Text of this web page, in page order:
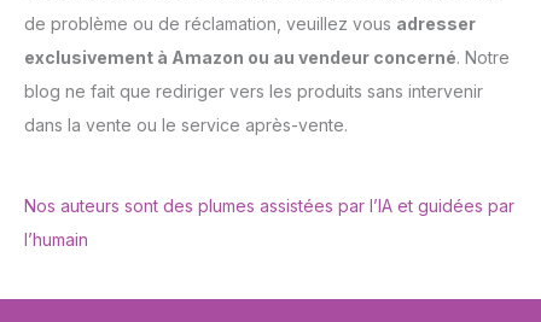
de problème ou de réclamation, veuillez vous adresser
exclusivement à Amazon ou au vendeur concerné. Notre
blog ne fait que rediriger vers les produits sans intervenir
dans la vente ou le service après-vente.
Nos auteurs sont des plumes assistées par l’IA et guidées par
l’humain